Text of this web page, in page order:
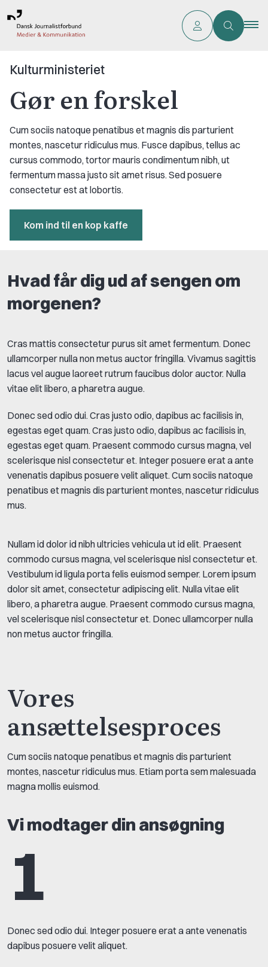
Kulturministeriet
Gør en forskel
Cum sociis natoque penatibus et magnis dis parturient
montes, nascetur ridiculus mus. Fusce dapibus, tellus ac
cursus commodo, tortor mauris condimentum nibh, ut
fermentum massa justo sit amet risus. Sed posuere
consectetur est at lobortis.
Kom ind til en kop kaffe
Hvad får dig ud af sengen om
morgenen?
Cras mattis consectetur purus sit amet fermentum. Donec
ullamcorper nulla non metus auctor fringilla. Vivamus sagittis
lacus vel augue laoreet rutrum faucibus dolor auctor. Nulla
vitae elit libero, a pharetra augue.
Donec sed odio dui. Cras justo odio, dapibus ac facilisis in,
egestas eget quam. Cras justo odio, dapibus ac facilisis in,
egestas eget quam. Praesent commodo cursus magna, vel
scelerisque nisl consectetur et. Integer posuere erat a ante
venenatis dapibus posuere velit aliquet. Cum sociis natoque
penatibus et magnis dis parturient montes, nascetur ridiculus
mus.
Nullam id dolor id nibh ultricies vehicula ut id elit. Praesent
commodo cursus magna, vel scelerisque nisl consectetur et.
Vestibulum id ligula porta felis euismod semper. Lorem ipsum
dolor sit amet, consectetur adipiscing elit. Nulla vitae elit
libero, a pharetra augue. Praesent commodo cursus magna,
vel scelerisque nisl consectetur et. Donec ullamcorper nulla
non metus auctor fringilla.
Vores
ansættelsesproces
Cum sociis natoque penatibus et magnis dis parturient
montes, nascetur ridiculus mus. Etiam porta sem malesuada
magna mollis euismod.
Vi modtager din ansøgning
1
Donec sed odio dui. Integer posuere erat a ante venenatis
dapibus posuere velit aliquet.